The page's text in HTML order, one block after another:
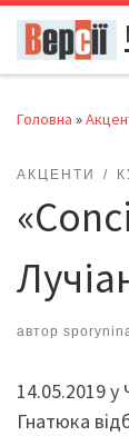
Перейти до
Головна »
АКЦЕНТИ
автор
14.05.2019 у
Гнатюка